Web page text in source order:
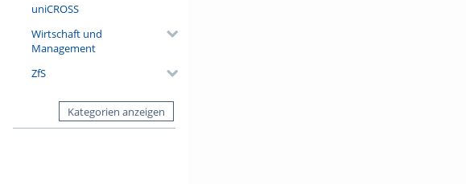
uniCROSS
Wirtschaft und
Management
ZfS
Kategorien anzeigen